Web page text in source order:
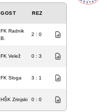
GOST REZ
FK Radnik
B.
2 : 0
FK Velež 0 : 3
FK Sloga 3 : 1
HŠK Zrinjski 0 : 0